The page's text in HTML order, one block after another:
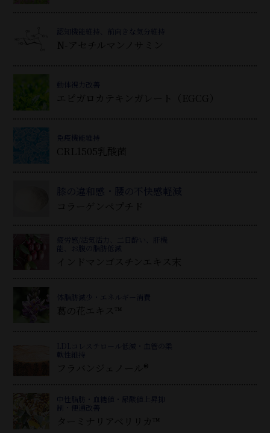
認知機能維持、前向きな気分維持
N-アセチルマンノサミン
動体視力改善
エピガロカテキンガレート（EGCG）
免疫機能維持
CRL1505乳酸菌
膝の違和感・腰の不快感軽減
コラーゲンペプチド
疲労感/活気活力、二日酔い、肝機
能、お腹の脂肪低減
インドマンゴスチンエキス末
体脂肪減少・エネルギー消費
葛 の花エキス™
LDLコレステロール低減・血管の柔
軟性維持
フラバンジェノール®
中性脂肪・血糖値・尿酸値上昇抑
制・便通改善
ターミナリアベリリカ™